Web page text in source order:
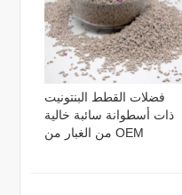
فضلات القطط البنتونيت
ذات أسطوانة سائبة خالية
من الغبار من OEM